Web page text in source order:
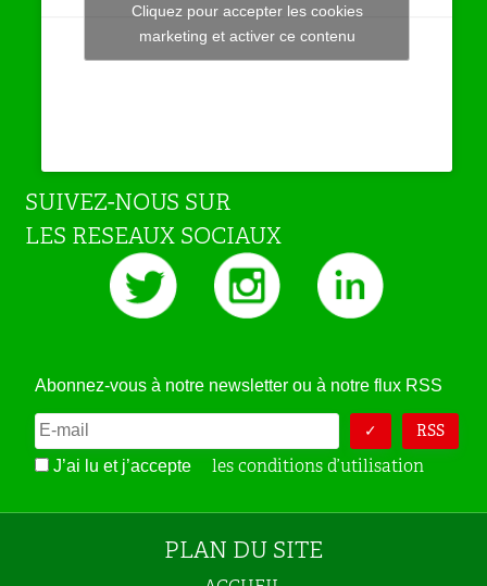
Tweets by JeuAchat
Cliquez pour accepter les cookies
marketing et activer ce contenu
SUIVEZ-NOUS SUR
LES RESEAUX SOCIAUX
Abonnez-vous à notre newsletter ou à notre flux RSS
RSS
J’ai lu et j’accepte les conditions d’utilisation
PLAN DU SITE